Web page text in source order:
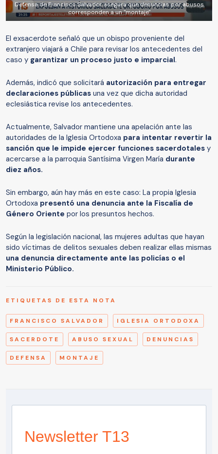
Defensa de Francisco Salvador asegura que denuncias por abusos
corresponden a un "montaje"
El exsacerdote señaló que un obispo proveniente del
extranjero viajará a Chile para revisar los antecedentes del
caso y garantizar un proceso justo e imparcial.
Además, indicó que solicitará autorización para entregar
declaraciones públicas una vez que dicha autoridad
eclesiástica revise los antecedentes.
Actualmente, Salvador mantiene una apelación ante las
autoridades de la Iglesia Ortodoxa para intentar revertir la
sanción que le impide ejercer funciones sacerdotales y
acercarse a la parroquia Santísima Virgen María durante
diez años.
Sin embargo, aún hay más en este caso: La propia Iglesia
Ortodoxa presentó una denuncia ante la Fiscalía de
Género Oriente por los presuntos hechos.
Según la legislación nacional, las mujeres adultas que hayan
sido víctimas de delitos sexuales deben realizar ellas mismas
una denuncia directamente ante las policías o el
Ministerio Público.
ETIQUETAS DE ESTA NOTA
FRANCISCO SALVADOR IGLESIA ORTODOXA
SACERDOTE ABUSO SEXUAL DENUNCIAS
DEFENSA MONTAJE
Newsletter T13